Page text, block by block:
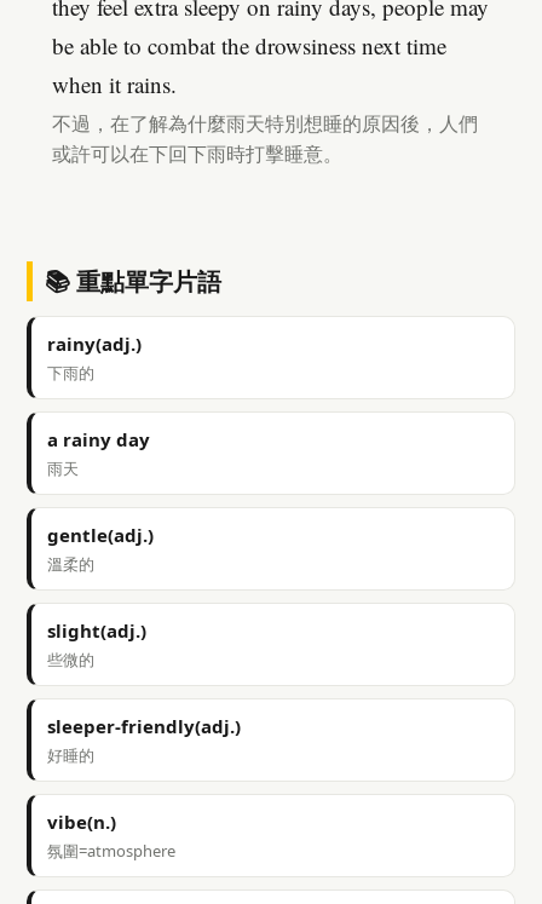
they feel extra sleepy on rainy days, people may
be able to combat the drowsiness next time
when it rains.
不過，在了解為什麼雨天特別想睡的原因後，人們
或許可以在下回下雨時打擊睡意。
📚 重點單字片語
rainy(adj.)
下雨的
a rainy day
雨天
gentle(adj.)
溫柔的
slight(adj.)
些微的
sleeper-friendly(adj.)
好睡的
vibe(n.)
氛圍=atmosphere